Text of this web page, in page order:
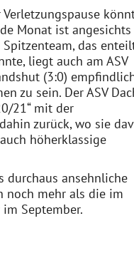
Monat ist
das
liegt auch am ASV
(3:0)
zu sein. Der ASV
21“ mit der
zurück, wo sie
höherklassige
durchaus ansehnliche
noch mehr als die im
September.